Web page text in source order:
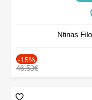
Ntinas
-15%
46.53€